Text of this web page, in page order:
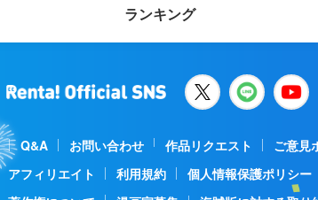
ランキング
Q&A お問い合わせ 作品リクエスト ご意見
アフィリエイト
利用規約
個人情報保護ポリシー